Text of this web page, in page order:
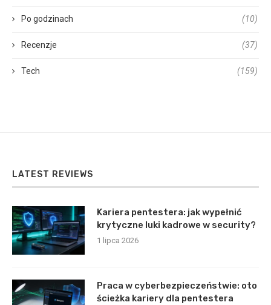
Po godzinach (10)
Recenzje (37)
Tech (159)
LATEST REVIEWS
Kariera pentestera: jak wypełnić
krytyczne luki kadrowe w security?
1 lipca 2026
Praca w cyberbezpieczeństwie: oto
ścieżka kariery dla pentestera